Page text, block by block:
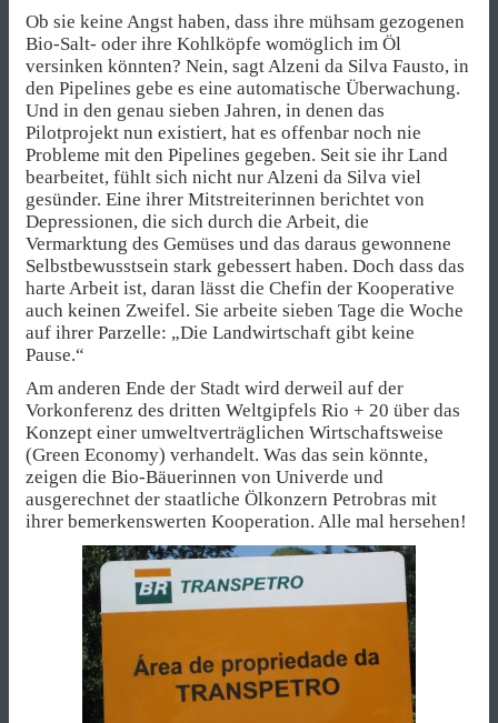
Ob sie keine Angst haben, dass ihre mühsam gezogenen
Bio-Salt- oder ihre Kohlköpfe womöglich im Öl
versinken könnten? Nein, sagt Alzeni da Silva Fausto, in
den Pipelines gebe es eine automatische Überwachung.
Und in den genau sieben Jahren, in denen das
Pilotprojekt nun existiert, hat es offenbar noch nie
Probleme mit den Pipelines gegeben. Seit sie ihr Land
bearbeitet, fühlt sich nicht nur Alzeni da Silva viel
gesünder. Eine ihrer Mitstreiterinnen berichtet von
Depressionen, die sich durch die Arbeit, die
Vermarktung des Gemüses und das daraus gewonnene
Selbstbewusstsein stark gebessert haben. Doch dass das
harte Arbeit ist, daran lässt die Chefin der Kooperative
auch keinen Zweifel. Sie arbeite sieben Tage die Woche
auf ihrer Parzelle: „Die Landwirtschaft gibt keine
Pause.“
Am anderen Ende der Stadt wird derweil auf der
Vorkonferenz des dritten Weltgipfels Rio + 20 über das
Konzept einer umweltverträglichen Wirtschaftsweise
(Green Economy) verhandelt. Was das sein könnte,
zeigen die Bio-Bäuerinnen von Univerde und
ausgerechnet der staatliche Ölkonzern Petrobras mit
ihrer bemerkenswerten Kooperation. Alle mal hersehen!